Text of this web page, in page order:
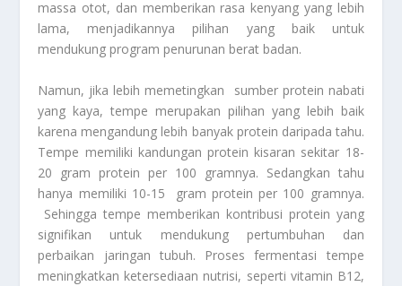
massa otot, dan memberikan rasa kenyang yang lebih
lama, menjadikannya pilihan yang baik untuk
mendukung program penurunan berat badan.
Namun, jika lebih memetingkan sumber protein nabati
yang kaya, tempe merupakan pilihan yang lebih baik
karena mengandung lebih banyak protein daripada tahu.
Tempe memiliki kandungan protein kisaran sekitar 18-
20 gram protein per 100 gramnya. Sedangkan tahu
hanya memiliki 10-15 gram protein per 100 gramnya.
Sehingga tempe memberikan kontribusi protein yang
signifikan untuk mendukung pertumbuhan dan
perbaikan jaringan tubuh. Proses fermentasi tempe
meningkatkan ketersediaan nutrisi, seperti vitamin B12,